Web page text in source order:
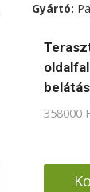
Gyártó:
358000